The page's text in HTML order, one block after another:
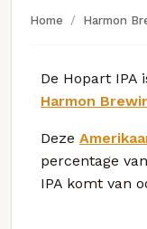
Home Harmon
De Hopart IPA
Harmon
Deze
percentage
IPA komt van